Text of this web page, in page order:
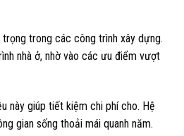
trong các công trình xây dựng.
nhà ở, nhờ vào các ưu điểm vượt
này giúp tiết kiệm chi phí cho. Hệ
gian sống thoải mái quanh năm.